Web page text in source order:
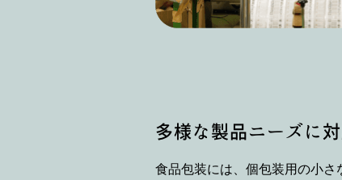
多様な製品ニーズに
食品包装には、個包装用の小